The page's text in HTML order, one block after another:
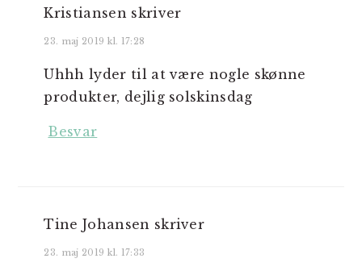
Kristiansen skriver
23. maj 2019 kl. 17:28
Uhhh lyder til at være nogle skønne
produkter, dejlig solskinsdag
Besvar
Tine Johansen skriver
23. maj 2019 kl. 17:33